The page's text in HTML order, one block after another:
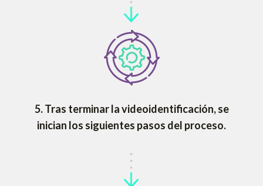
5. Tras terminar la videoidentificación, se
inician los siguientes pasos del proceso.